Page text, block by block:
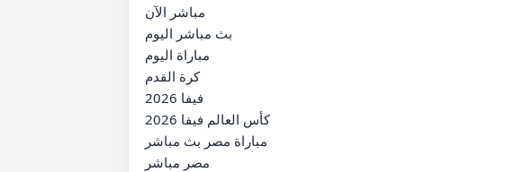
مباشر الآن
بث مباشر اليوم
مباراة اليوم
كرة القدم
فيفا 2026
كأس العالم فيفا 2026
مباراة مصر بث مباشر
مصر مباشر